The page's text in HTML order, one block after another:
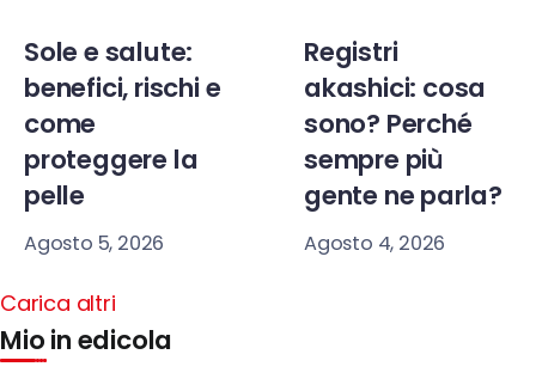
Sole e salute:
benefici, rischi e
come
proteggere la
pelle
Agosto 5, 2026
Registri
akashici: cosa
sono? Perché
sempre più
gente ne parla?
Agosto 4, 2026
Carica altri
Mio in edicola